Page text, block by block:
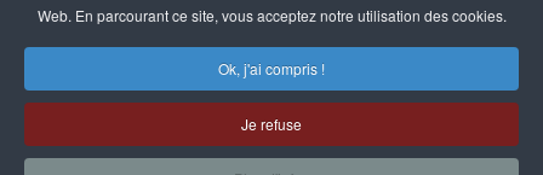
À propos
Qui sommes-nous ?
Web. En parcourant ce site, vous acceptez notre utilisation des cookies.
Ok, j'ai compris !
Je refuse